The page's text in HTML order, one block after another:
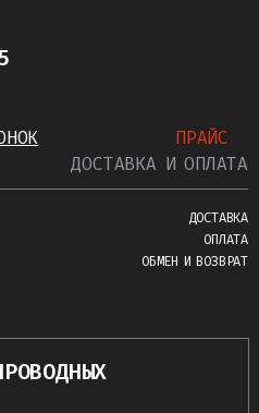
ПРАЙС
ДОСТАВКА И ОПЛАТА
ДОСТАВКА
ОПЛАТА
ОБМЕН И ВОЗВРАТ